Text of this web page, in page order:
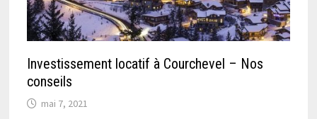
Investissement locatif à Courchevel – Nos
conseils
mai 7, 2021